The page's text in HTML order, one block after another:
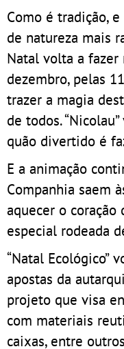
Como é tradição,
de natureza mais
Natal volta a fazer
dezembro, pelas
trazer a magia
de todos.
quão divertido é
E a animação
Companhia saem
aquecer o coração
especial rodeada
“Natal Ecológico”
apostas da
projeto que visa
com materiais
caixas, entre